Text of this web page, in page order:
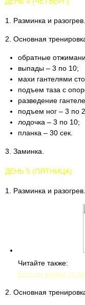
1. Разминка и разогрев.
2. Основная
обратные
выпады – 3 по 10;
махи гантелями
подъем таза с
разведение
подъем ног – 3 по
лодочка – 3 по 10;
планка – 30 сек.
3. Заминка.
ДЕНЬ 5 (ПЯТНИЦА)
1. Разминка и разогрев.
Читайте также:
Есть ли мудра от
2. Основная